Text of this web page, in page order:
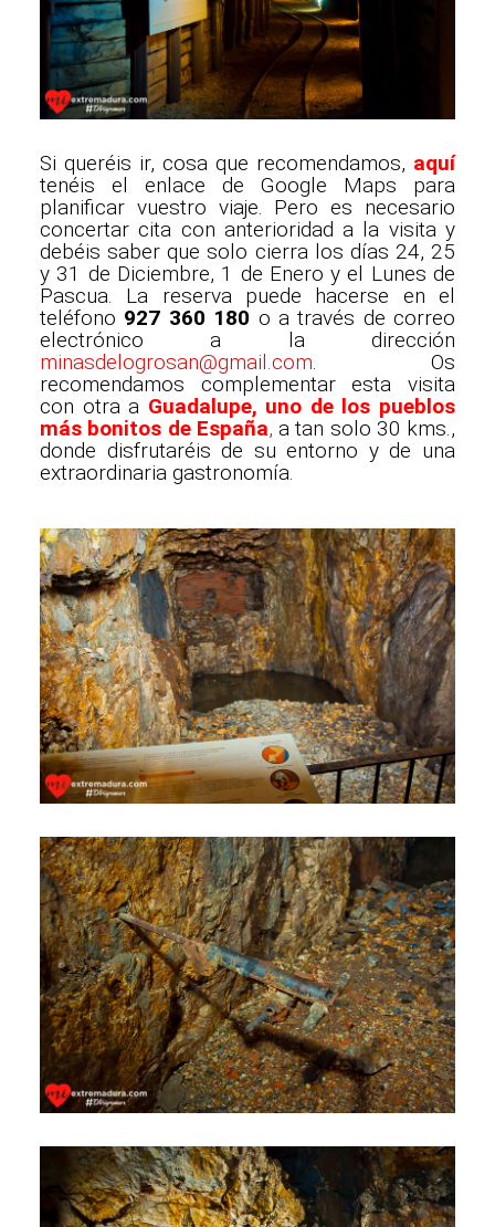
Si queréis ir, cosa que recomendamos, aquí
tenéis el enlace de Google Maps para
planificar vuestro viaje. Pero es necesario
concertar cita con anterioridad a la visita y
debéis saber que solo cierra los días 24, 25
y 31 de Diciembre, 1 de Enero y el Lunes de
Pascua. La reserva puede hacerse en el
teléfono 927 360 180 o a través de correo
electrónico a la dirección
minasdelogrosan@gmail.com . Os
recomendamos complementar esta visita
con otra a Guadalupe, uno de los pueblos
más bonitos de España, a tan solo 30 kms.,
donde disfrutaréis de su entorno y de una
extraordinaria gastronomía.